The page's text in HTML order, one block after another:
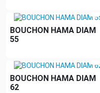
BOUCHON HAMA DIAM
55
BOUCHON HAMA DIAM
62